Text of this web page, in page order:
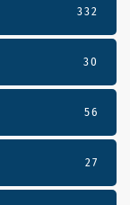
332
30
56
27